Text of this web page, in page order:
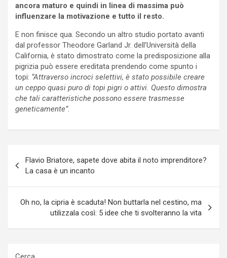
ancora maturo e quindi in linea di massima può
influenzare la motivazione e tutto il resto.
E non finisce qua. Secondo un altro studio portato avanti
dal professor Theodore Garland Jr. dell’Università della
California, è stato dimostrato come la predisposizione alla
pigrizia può essere ereditata prendendo come spunto i
topi: “Attraverso incroci selettivi, è stato possibile creare
un ceppo quasi puro di topi pigri o attivi. Questo dimostra
che tali caratteristiche possono essere trasmesse
geneticamente”.
articoli
Flavio Briatore, sapete dove abita il noto imprenditore?
La casa è un incanto
Oh no, la cipria è scaduta! Non buttarla nel cestino, ma
utilizzala così: 5 idee che ti svolteranno la vita